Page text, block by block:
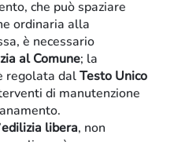
che può spaziare
ordinaria alla
è necessario
al Comune; la
regolata dalTesto Unico
di manutenzione
edilizia libera, non